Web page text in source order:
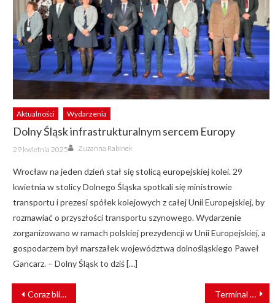
Aktualności Wydarzenia
Dolny Śląsk infrastrukturalnym sercem Europy
Posted
on
29 kwietnia 2025 Author
Zuzanna Rabinek
Wrocław na jeden dzień stał się stolicą europejskiej kolei. 29
kwietnia w stolicy Dolnego Śląska spotkali się ministrowie
transportu i prezesi spółek kolejowych z całej Unii Europejskiej, by
rozmawiać o przyszłości transportu szynowego. Wydarzenie
zorganizowano w ramach polskiej prezydencji w Unii Europejskiej, a
gospodarzem był marszałek województwa dolnośląskiego Paweł
Gancarz. – Dolny Śląsk to dziś […]
NAWIGACJA
WPISU
Coraz bliżej polonizacji pojazdów LINT27 dla POLREGIO Terminal intermodalny w Zbąszynku już w budowie